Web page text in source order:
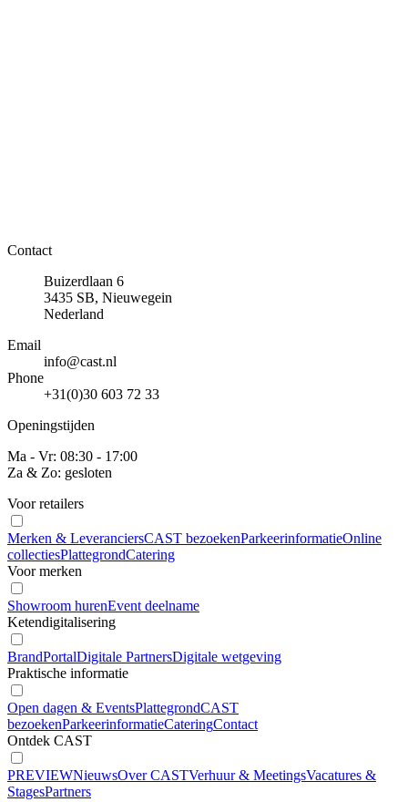
Contact
Buizerdlaan 6
3435 SB, Nieuwegein
Nederland
Email
info@cast.nl
Phone
+31(0)30 603 72 33
Openingstijden
Ma - Vr: 08:30 - 17:00
Za & Zo: gesloten
Voor retailers
Merken & LeveranciersCAST bezoekenParkeerinformatieOnline
collectiesPlattegrondCatering
Voor merken
Showroom hurenEvent deelname
Ketendigitalisering
BrandPortalDigitale PartnersDigitale wetgeving
Praktische informatie
Open dagen & EventsPlattegrondCAST
bezoekenParkeerinformatieCateringContact
Ontdek CAST
PREVIEWNieuwsOver CASTVerhuur & MeetingsVacatures &
StagesPartners